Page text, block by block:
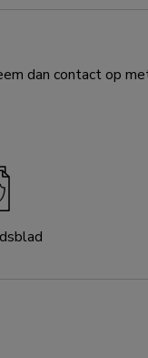
dan contact op